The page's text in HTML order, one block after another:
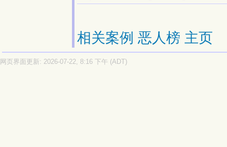
相关案例 恶人榜 主页
网页界面更新: 2026-07-22, 8:16 下午 (ADT)